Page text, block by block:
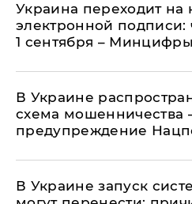
Украина переходит на
электронной подписи:
1 сентября – Минцифры
В Украине
схема мошенничества
предупреждение
В Украине запуск